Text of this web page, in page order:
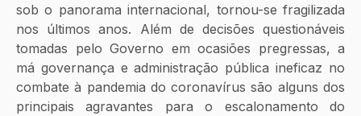
sob o panorama internacional, tornou-se fragilizada
nos últimos anos. Além de decisões questionáveis
tomadas pelo Governo em ocasiões pregressas, a
má governança e administração pública ineficaz no
combate à pandemia do coronavírus são alguns dos
principais agravantes para o escalonamento do